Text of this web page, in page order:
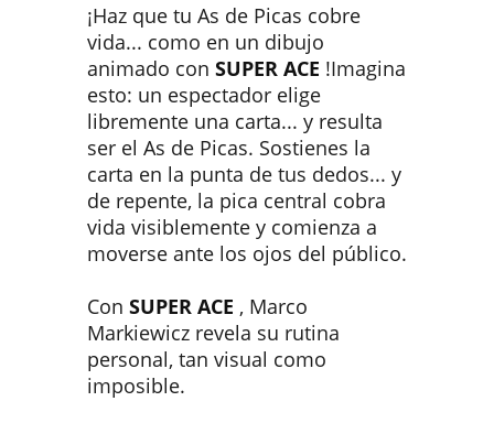
¡Haz que tu As de Picas cobre
vida... como en un dibujo
animado con SUPER ACE !Imagina
esto: un espectador elige
libremente una carta... y resulta
ser el As de Picas. Sostienes la
carta en la punta de tus dedos... y
de repente, la pica central cobra
vida visiblemente y comienza a
moverse ante los ojos del público.
Con SUPER ACE , Marco
Markiewicz revela su rutina
personal, tan visual como
imposible.